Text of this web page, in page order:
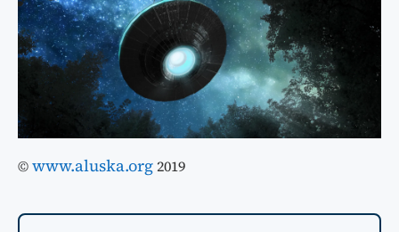
©www.aluska.org2019